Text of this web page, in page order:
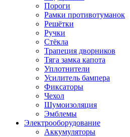
Пороги
Рамки противотуманок
Решётки
Ручки
Стёкла
Трапеция дворников
Тяга замка капота
Уплотнители
Усилитель бампера
Фиксаторы
Чехол
Шумоизоляция
Эмблемы
Электрооборудование
Аккумуляторы